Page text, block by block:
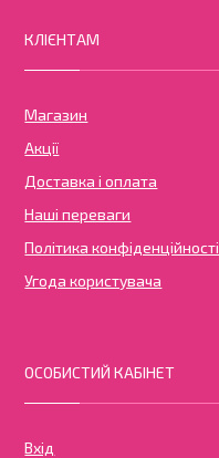
КЛІЄНТАМ
Магазин
Акції
Доставка і оплата
Наші переваги
Політика конфіденційності
Угода користувача
ОСОБИСТИЙ КАБІНЕТ
Вхід